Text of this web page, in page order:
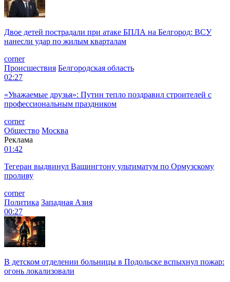
Двое детей пострадали при атаке БПЛА на Белгород: ВСУ
нанесли удар по жилым кварталам
corner
Происшествия Белгородская область
02:27
«Уважаемые друзья»: Путин тепло поздравил строителей с
профессиональным праздником
corner
Общество Москва
Реклама
01:42
Тегеран выдвинул Вашингтону ультиматум по Ормузскому
проливу
corner
Политика Западная Азия
00:27
В детском отделении больницы в Подольске вспыхнул пожар:
огонь локализовали